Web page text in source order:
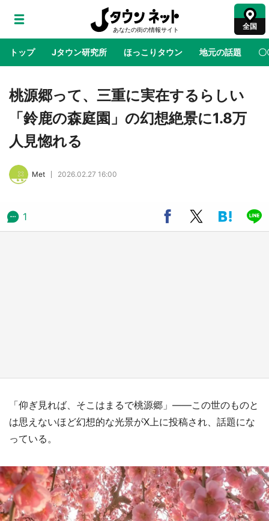
全国
トップ Jタウン研究所 ほっこりタウン 地元の話題 〇
地域×二次元 絶景 あの時はありがとう 物語がはじ
アニメ『はたらく細胞』と神奈川県の3度目コ
ラボ 作品の世界観通じて「小児がん」学べる
桃源郷って、三重に実在するらしい
「鈴鹿の森庭園」の幻想絶景に1.8万
人見惚れる
Met 2026.02.27 16:00
1
「仰ぎ見れば、そこはまるで桃源郷」――この世のものと
は思えないほど幻想的な光景がX上に投稿され、話題にな
っている。